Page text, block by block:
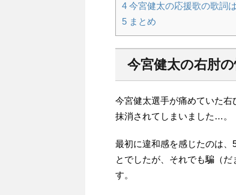
4 今宮健太の応援歌の歌詞
5 まとめ
今宮健太の右肘
今宮健太選手が痛めていた
抹消されてしまいました…。
最初に違和感を感じたのは、
とでしたが、それでも騙（
す。